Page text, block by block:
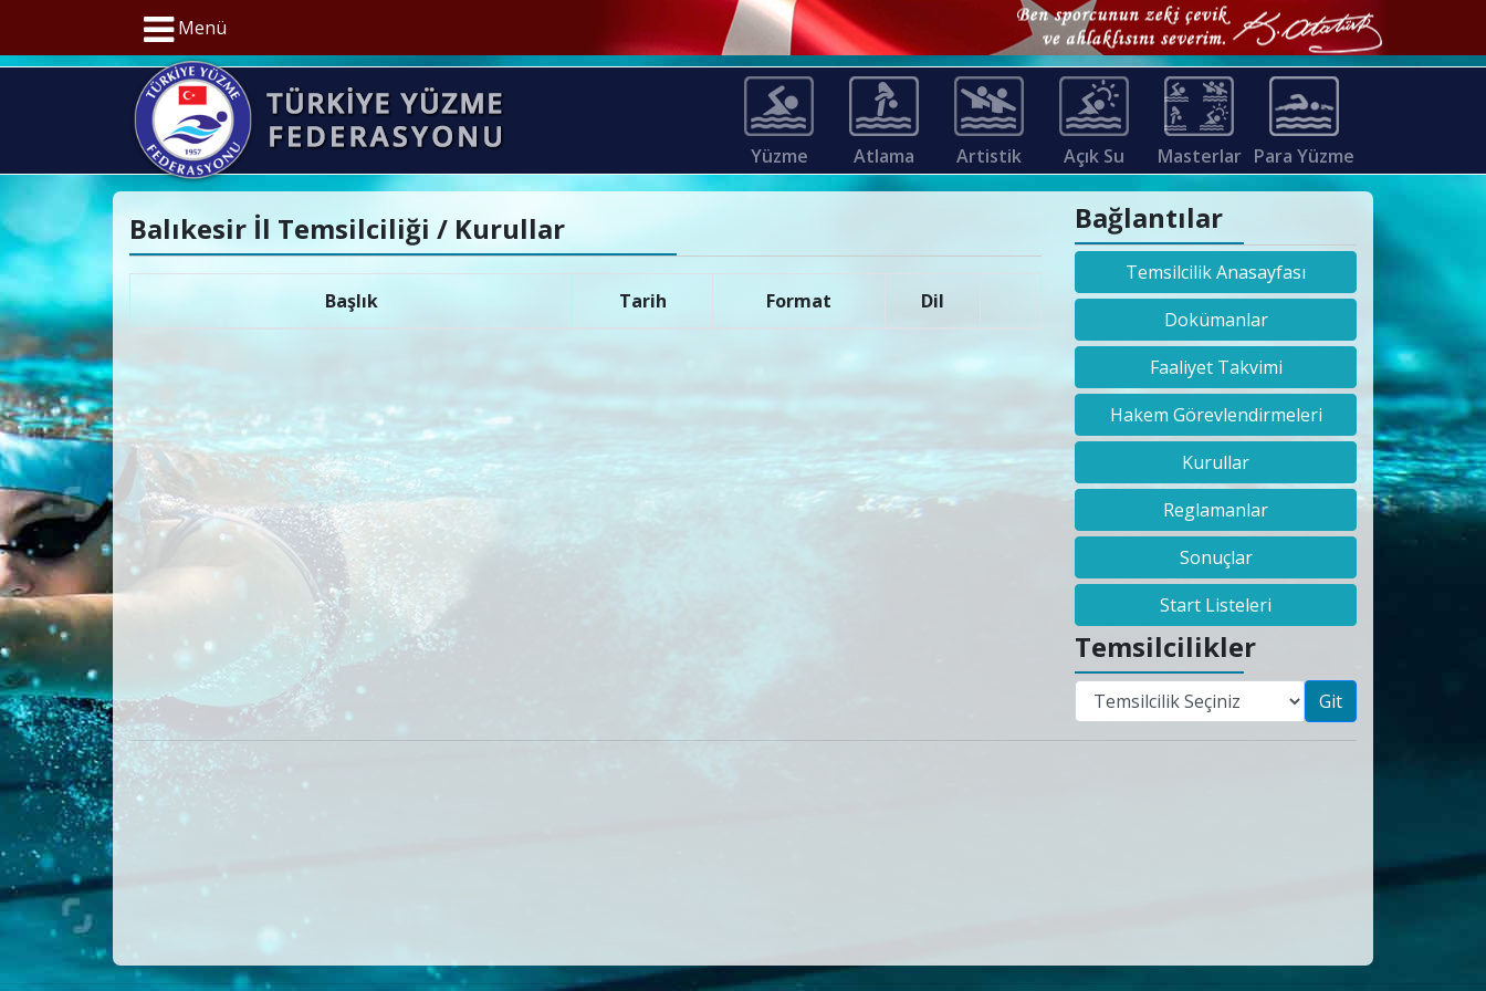
Menü
Yüzme Atlama Artistik Açık Su Masterlar Para Yüzme
Balıkesir İl Temsilciliği / Kurullar
Başlık Tarih Format Dil
Bağlantılar
Temsilcilik Anasayfası
Dokümanlar
Faaliyet Takvimi
Hakem Görevlendirmeleri
Kurullar
Reglamanlar
Sonuçlar
Start Listeleri
Temsilcilikler
Git